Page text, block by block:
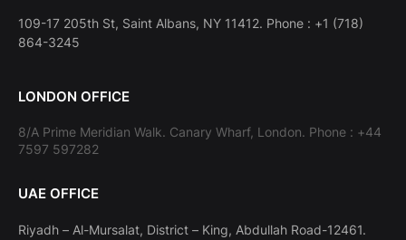
109-17 205th St, Saint Albans, NY 11412. Phone : +1 (718)
864-3245
LONDON OFFICE
8/A Prime Meridian Walk. Canary Wharf, London. Phone : +44
7597 597282
UAE OFFICE
Riyadh – Al-Mursalat, District – King, Abdullah Road-12461.